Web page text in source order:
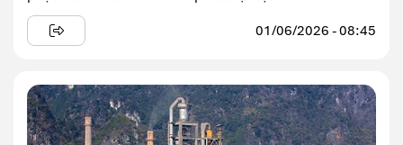
01/06/2026 - 08:45